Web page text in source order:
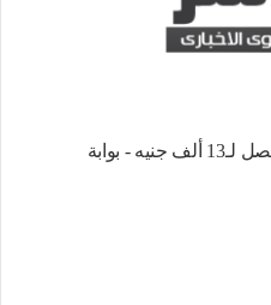
شغل للشباب.. فرد أمن براتب يصل لـ13 ألف جنيه - بوابة